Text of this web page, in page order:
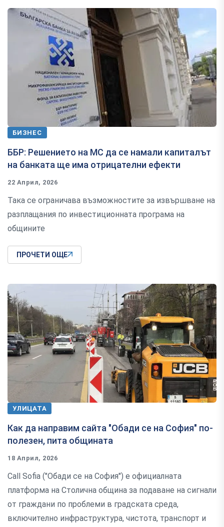
БИЗНЕС
ББР: Решението на МС да се намали капиталът
на банката ще има отрицателни ефекти
22 Април, 2026
Така се ограничава възможностите за извършване на
разплащания по инвестиционната програма на
общините
ПРОЧЕТИ ОЩЕ
УЛИЦАТА
Как да направим сайта "Обади се на София" по-
полезен, пита общината
18 Април, 2026
Call Sofia ("Обади се на София") е официалната
платформа на Столична община за подаване на сигнали
от граждани по проблеми в градската среда,
включително инфраструктура, чистота, транспорт и